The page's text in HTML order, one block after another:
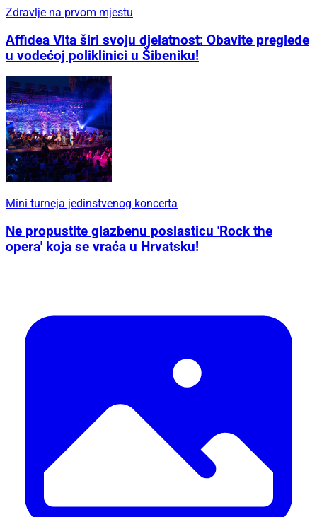
Zdravlje na prvom mjestu
Affidea Vita širi svoju djelatnost: Obavite preglede
u vodećoj poliklinici u Šibeniku!
Mini turneja jedinstvenog koncerta
Ne propustite glazbenu poslasticu 'Rock the
opera' koja se vraća u Hrvatsku!